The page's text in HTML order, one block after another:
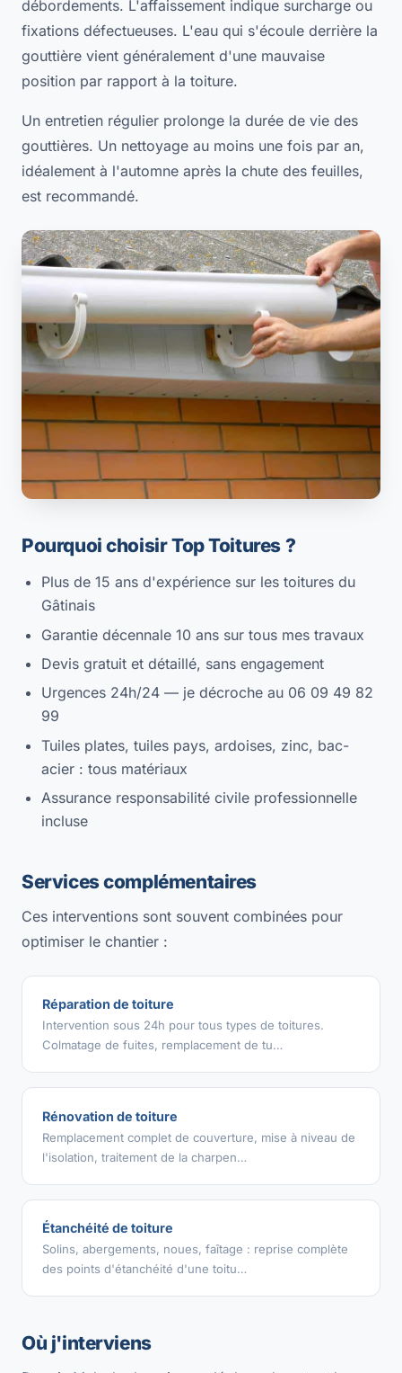
débordements. L'affaissement indique surcharge ou
fixations défectueuses. L'eau qui s'écoule derrière la
gouttière vient généralement d'une mauvaise
position par rapport à la toiture.
Un entretien régulier prolonge la durée de vie des
gouttières. Un nettoyage au moins une fois par an,
idéalement à l'automne après la chute des feuilles,
est recommandé.
Pourquoi choisir Top Toitures ?
Plus de 15 ans d'expérience sur les toitures du
Gâtinais
Garantie décennale 10 ans sur tous mes travaux
Devis gratuit et détaillé, sans engagement
Urgences 24h/24 — je décroche au 06 09 49 82
99
Tuiles plates, tuiles pays, ardoises, zinc, bac-
acier : tous matériaux
Assurance responsabilité civile professionnelle
incluse
Services complémentaires
Ces interventions sont souvent combinées pour
optimiser le chantier :
Réparation de toiture
Intervention sous 24h pour tous types de toitures.
Colmatage de fuites, remplacement de tu…
Rénovation de toiture
Remplacement complet de couverture, mise à niveau de
l'isolation, traitement de la charpen…
Étanchéité de toiture
Solins, abergements, noues, faîtage : reprise complète
des points d'étanchéité d'une toitu…
Où j'interviens